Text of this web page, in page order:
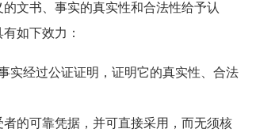
文书、事实的真实性和合法性给予认
如下效力：
实经过公证证明，证明它的真实性、合法
的可靠凭据，并可直接采用，而无须核